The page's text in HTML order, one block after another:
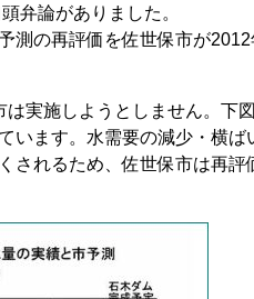
弁論がありました。
の再評価を佐世保市が2012
実施しようとしません。下
います。水需要の減少・横ば
されるため、佐世保市は再評